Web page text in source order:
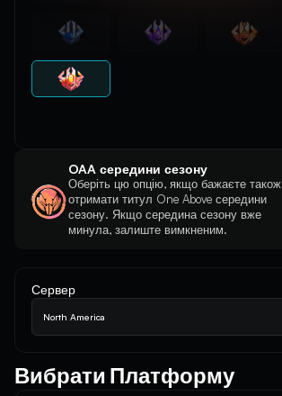
OAA середини сезону
Оберіть цю опцію, якщо бажаєте також
отримати титул One Above середини
сезону. Якщо середина сезону вже
минула, залиште вимкненим.
Сервер
North America
Вибрати Платформу